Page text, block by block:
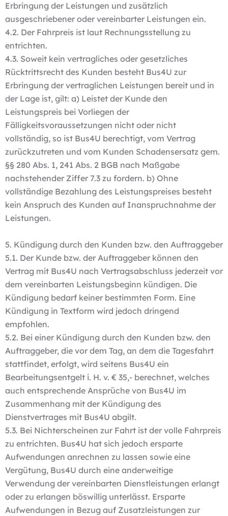
Erbringung der Leistungen und zusätzlich
ausgeschriebener oder vereinbarter Leistungen ein.
4.2. Der Fahrpreis ist laut Rechnungsstellung zu
entrichten.
4.3. Soweit kein vertragliches oder gesetzliches
Rücktrittsrecht des Kunden besteht Bus4U zur
Erbringung der vertraglichen Leistungen bereit und in
der Lage ist, gilt: a) Leistet der Kunde den
Leistungspreis bei Vorliegen der
Fälligkeitsvoraussetzungen nicht oder nicht
vollständig, so ist Bus4U berechtigt, vom Vertrag
zurückzutreten und vom Kunden Schadensersatz gem.
§§ 280 Abs. 1, 241 Abs. 2 BGB nach Maßgabe
nachstehender Ziffer 7.3 zu fordern. b) Ohne
vollständige Bezahlung des Leistungspreises besteht
kein Anspruch des Kunden auf Inanspruchnahme der
Leistungen.
5. Kündigung durch den Kunden bzw. den Auftraggeber
5.1. Der Kunde bzw. der Auftraggeber können den
Vertrag mit Bus4U nach Vertragsabschluss jederzeit vor
dem vereinbarten Leistungsbeginn kündigen. Die
Kündigung bedarf keiner bestimmten Form. Eine
Kündigung in Textform wird jedoch dringend
empfohlen.
5.2. Bei einer Kündigung durch den Kunden bzw. den
Auftraggeber, die vor dem Tag, an dem die Tagesfahrt
stattfindet, erfolgt, wird seitens Bus4U ein
Bearbeitungsentgelt i. H. v. € 35,- berechnet, welches
auch entsprechende Ansprüche von Bus4U im
Zusammenhang mit der Kündigung des
Dienstvertrages mit Bus4U abgilt.
5.3. Bei Nichterscheinen zur Fahrt ist der volle Fahrpreis
zu entrichten. Bus4U hat sich jedoch ersparte
Aufwendungen anrechnen zu lassen sowie eine
Vergütung, Bus4U durch eine anderweitige
Verwendung der vereinbarten Dienstleistungen erlangt
oder zu erlangen böswillig unterlässt. Ersparte
Aufwendungen in Bezug auf Zusatzleistungen zur